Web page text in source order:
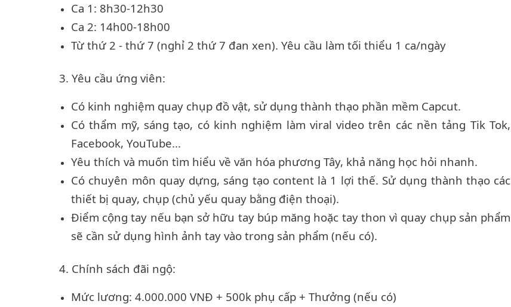
Ca 1: 8h30-12h30
Ca 2: 14h00-18h00
Từ thứ 2 - thứ 7 (nghỉ 2 thứ 7 đan xen). Yêu cầu làm tối thiểu 1 ca/ngày
3. Yêu cầu ứng viên:
Có kinh nghiệm quay chụp đồ vật, sử dụng thành thạo phần mềm Capcut.
Có thẩm mỹ, sáng tạo, có kinh nghiệm làm viral video trên các nền tảng Tik Tok,
Facebook, YouTube...
Yêu thích và muốn tìm hiểu về văn hóa phương Tây, khả năng học hỏi nhanh.
Có chuyên môn quay dựng, sáng tạo content là 1 lợi thế. Sử dụng thành thạo các
thiết bị quay, chụp (chủ yếu quay bằng điện thoại).
Điểm cộng tay nếu bạn sở hữu tay búp măng hoặc tay thon vì quay chụp sản phẩm
sẽ cần sử dụng hình ảnh tay vào trong sản phẩm (nếu có).
4. Chính sách đãi ngộ:
Mức lương: 4.000.000 VNĐ + 500k phụ cấp + Thưởng (nếu có)